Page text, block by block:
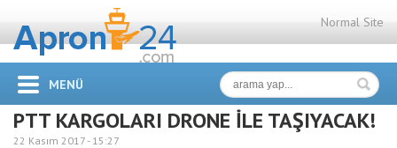
Normal Site
MENÜ
PTT KARGOLARI DRONE İLE TAŞIYACAK!
22 Kasım 2017 - 15:27